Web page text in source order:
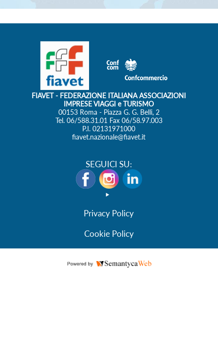
FIAVET - FEDERAZIONE ITALIANA ASSOCIAZIONI
IMPRESE VIAGGI e TURISMO
00153 Roma - Piazza G. G. Belli, 2
Tel. 06/588.31.01 Fax 06/58.97.003
P.I. 02131971000
fiavet.nazionale@fiavet.it
SEGUICI SU:
Privacy Policy
Cookie Policy